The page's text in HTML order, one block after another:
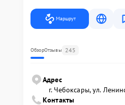
Маршрут
ОбзорОтзывы 245
Адрес
г. Чебоксары, ул.
Контакты